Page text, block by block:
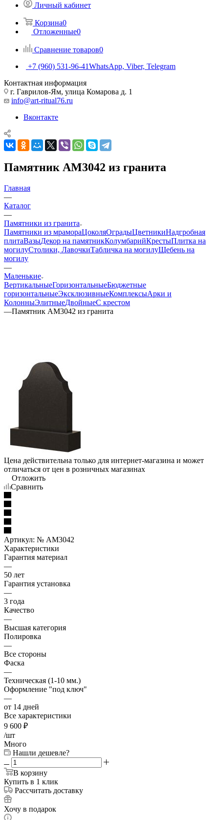
Личный кабинет
Корзина0
Отложенные0
Сравнение товаров0
+7 (960) 531-96-41WhatsApp, Viber, Telegram
Контактная информация
г. Гаврилов-Ям, улица Комарова д. 1
info@art-ritual76.ru
Вконтакте
Памятник AM3042 из гранита
Главная
—
Каталог
—
Памятники из гранита
Памятники из мрамораЦоколяОградыЦветникиНадгробная
плитаВазыДекор на памятникКолумбарийКрестыПлитка на
могилуСтолики, ЛавочкиТабличка на могилуЩебень на
могилу
—
Маленькие
ВертикальныеГоризонтальныеБюджетные
горизонтальныеЭксклюзивныеКомплексыАрки и
КолонныЭлитныеДвойныеС крестом
—Памятник AM3042 из гранита
Цена действительна только для интернет-магазина и может
отличаться от цен в розничных магазинах
Отложить
Сравнить
Артикул: № AM3042
Характеристики
Гарантия материал
—
50 лет
Гарантия установка
—
3 года
Качество
—
Высшая категория
Полировка
—
Все стороны
Фаска
—
Техническая (1-10 мм.)
Оформление "под ключ"
—
от 14 дней
Все характеристики
9 600 ₽
/шт
Много
Нашли дешевле?
В корзину
Купить в 1 клик
Рассчитать доставку
Хочу в подарок